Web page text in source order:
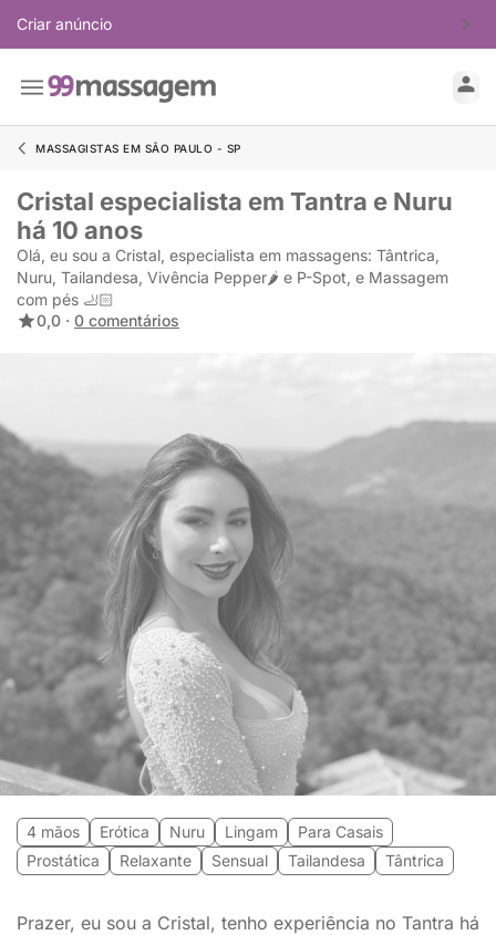
Criar anúncio
MASSAGISTAS EM SÃO PAULO - SP
Cristal especialista em Tantra e Nuru
há 10 anos
Olá, eu sou a Cristal, especialista em massagens: Tântrica,
Nuru, Tailandesa, Vivência Pepper🌶️ e P-Spot, e Massagem
com pés 🦶🏻
0,0 · 0 comentários
4 mãos Erótica Nuru Lingam
Para Casais
Prostática
Relaxante Sensual Tailandesa Tântrica
Prazer, eu sou a Cristal, tenho experiência no Tantra há